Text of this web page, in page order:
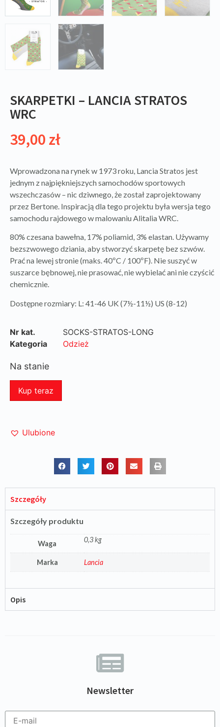
Newsletter
SKARPETKI – LANCIA STRATOS
WRC
39,00 zł
Wprowadzona na rynek w 1973 roku, Lancia Stratos jest
jednym z najpiękniejszych samochodów sportowych
wszechczasów – nic dziwnego, że został zaprojektowany
przez Bertone. Inspiracją dla tego projektu była wersja tego
samochodu rajdowego w malowaniu Alitalia WRC.
80% czesana bawełna, 17% poliamid, 3% elastan. Używamy
bezszwowego dziania, aby stworzyć skarpetę bez szwów.
Prać na lewej stronie (maks. 40ºC / 100ºF). Nie suszyć w
suszarce bębnowej, nie prasować, nie wybielać ani nie czyścić
chemicznie.
Dostępne rozmiary: L: 41-46 UK (7½-11½) US (8-12)
Nr kat.
SOCKS-STRATOS-LONG
Kategoria
Odzież
Na stanie
Kup teraz
Ulubione
Szczegóły
Szczegóły produktu
Waga 0,3 kg
Marka Lancia
Opis